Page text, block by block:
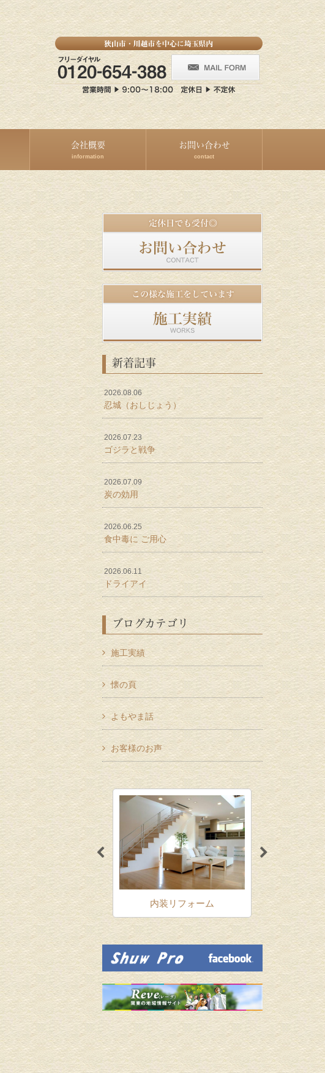
会社概要
information
お問い合わせ
contact
新着記事
2026.08.06
忍城（おしじょう）
2026.07.23
ゴジラと戦争
2026.07.09
炭の効用
2026.06.25
食中毒に ご用心
2026.06.11
ドライアイ
ブログカテゴリ
施工実績
懐の頁
よもやま話
お客様のお声
水回りリフォーム 内装リフォーム